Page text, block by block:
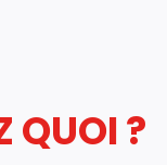
QUOI ?